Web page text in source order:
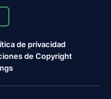
de privacidad
de Copyright